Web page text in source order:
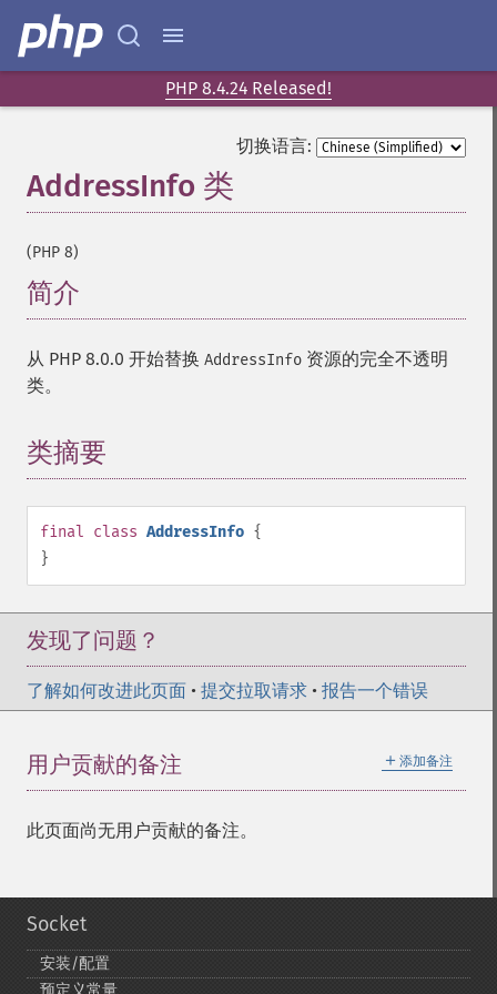
PHP 8.4.24 Released!
切换语言:
AddressInfo 类
(PHP 8)
简介
从 PHP 8.0.0 开始替换 AddressInfo 资源的完全不透明
类。
类摘要
final class AddressInfo {
}
发现了问题？
了解如何改进此页面 • 提交拉取请求 • 报告一个错误
＋ 添加备注
用户贡献的备注
此页面尚无用户贡献的备注。
Socket
安装/配置
预定义常量